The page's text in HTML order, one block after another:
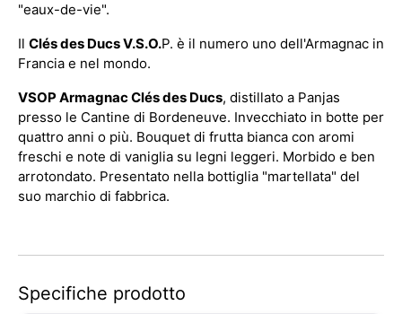
"eaux-de-vie".
Il Clés des Ducs V.S.O.P. è il numero uno dell'Armagnac in
Francia e nel mondo.
VSOP Armagnac Clés des Ducs, distillato a Panjas
presso le Cantine di Bordeneuve. Invecchiato in botte per
quattro anni o più. Bouquet di frutta bianca con aromi
freschi e note di vaniglia su legni leggeri. Morbido e ben
arrotondato. Presentato nella bottiglia "martellata" del
suo marchio di fabbrica.
Specifiche prodotto